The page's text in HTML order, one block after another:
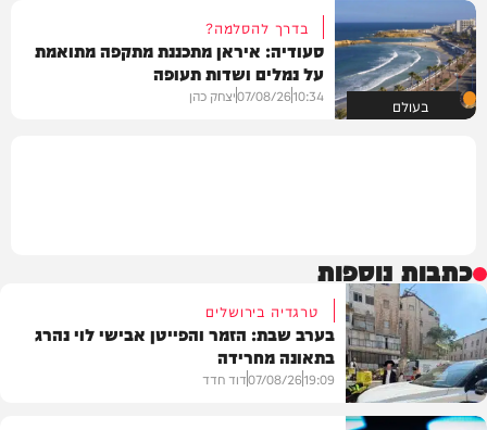
בעולם
בדרך להסלמה?
סעודיה: איראן מתכננת מתקפה מתואמת
על נמלים ושדות תעופה
10:34
07/08/26יצחק כהן
כתבות נוספות
טרגדיה בירושלים
בערב שבת: הזמר והפייטן אבישי לוי נהרג
בתאונה מחרידה
19:09
07/08/26דוד חדד